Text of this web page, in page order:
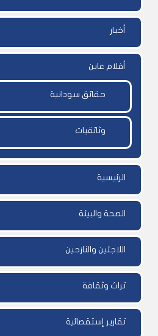
أخبار
أفلام عاين
حقائق سودانية
وثائقيات
الرئيسية
الصحة والبيئة
اللاجئين والنازحين
تراث وثقافة
تقارير إستقصائية